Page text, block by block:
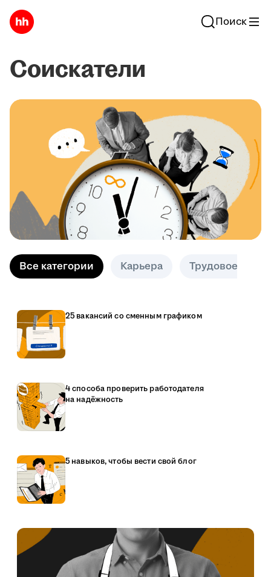
Поиск
Соискатели
Все категории Карьера Трудовое право
25 вакансий со сменным графиком
4 способа проверить работодателя
на надёжность
5 навыков, чтобы вести свой блог